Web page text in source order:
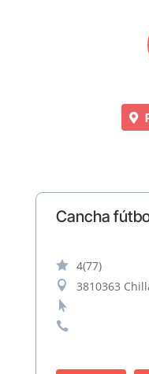
Cancha
 4(77)
 3810363

